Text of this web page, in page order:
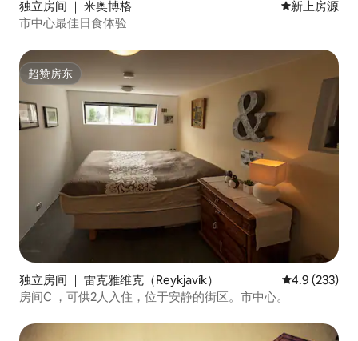
独立房间 ｜ 米奥博格 新房源
新上房源
市中心最佳日食体验
超赞房东
超赞房东
独立房间 ｜ 雷克雅维克（Reykjavík） 平均评分 4.9
4.9 (233)
房间C ，可供2人入住，位于安静的街区。市中心。